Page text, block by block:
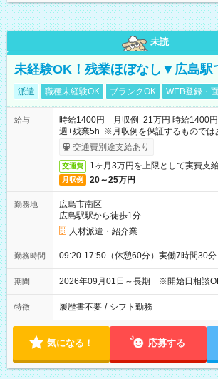
未読
未経験OK！残業ほぼなし▼広島駅
派遣 職種未経験OK ブランクOK WEB登録・
給与
時給1400円 月収例 21万円 時給1400
週+残業5h ※月収例を保証するもので
受取りサービス利用可（利用条件有）
交通費別途支給あり
交通費 1ヶ月3万円を上限として実費支
月収例 20～25万円
勤務地
広島市南区
広島駅駅から徒歩1分
人材派遣・紹介業
勤務時間 09:20-17:50（休憩60分）実働7時間30分
期間 2026年09月01日～長期 ※開始日相談
特徴 履歴書不要 / シフト勤務
気になる！ 応募する